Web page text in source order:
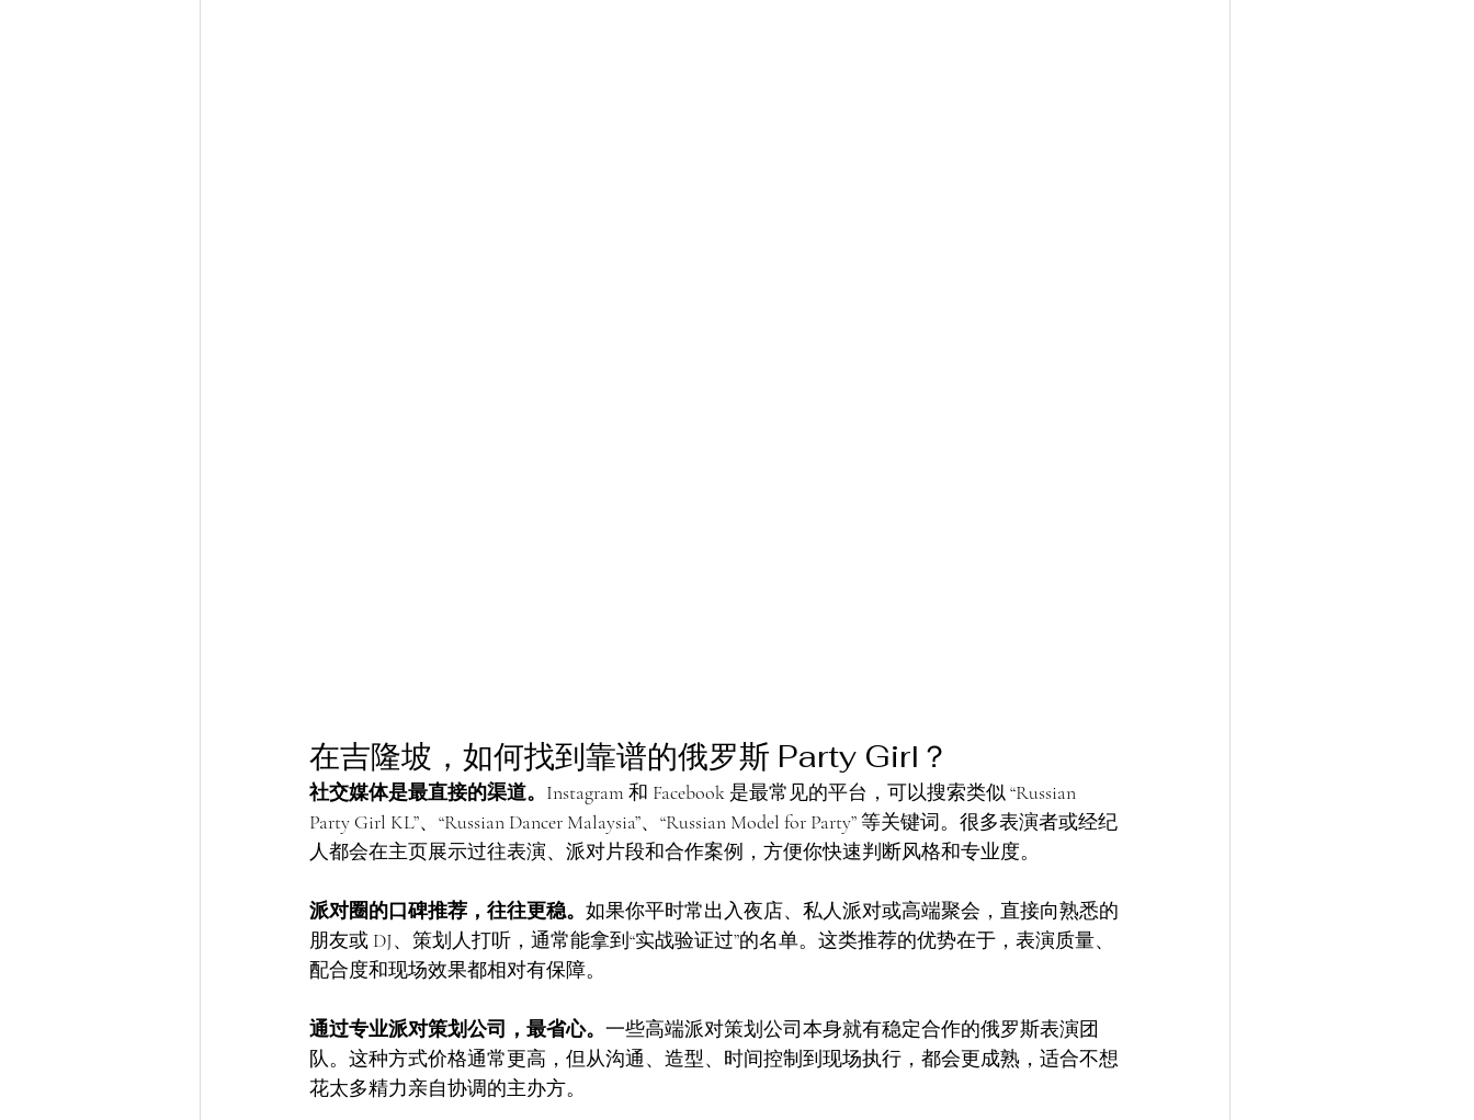
在吉隆坡，如何找到靠谱的俄罗斯 Party Girl？
社交媒体是最直接的渠道。 Instagram 和 Facebook 是最常见的平台，可以搜索类似 “Russian
Party Girl KL”、“Russian Dancer Malaysia”、“Russian Model for Party” 等关键词。很多表演者或经纪
人都会在主页展示过往表演、派对片段和合作案例，方便你快速判断风格和专业度。
派对圈的口碑推荐，往往更稳。 如果你平时常出入夜店、私人派对或高端聚会，直接向熟悉的
朋友或 DJ、策划人打听，通常能拿到“实战验证过”的名单。这类推荐的优势在于，表演质量、
配合度和现场效果都相对有保障。
通过专业派对策划公司，最省心。 一些高端派对策划公司本身就有稳定合作的俄罗斯表演团
队。这种方式价格通常更高，但从沟通、造型、时间控制到现场执行，都会更成熟，适合不想
花太多精力亲自协调的主办方。